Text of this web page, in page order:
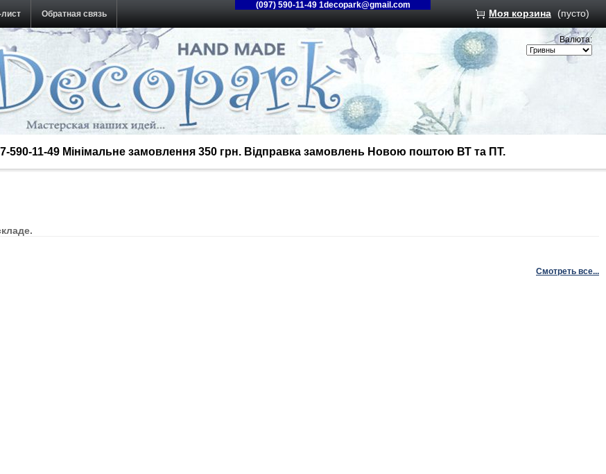
Обратная связь
(097) 590-11-49 1decopark@gmail.com
Моя корзина (пусто)
Валюта:
590-11-49 Мінімальне замовлення 350 грн. Відправка замовлень Новою поштою ВТ та ПТ.
Смотреть все...